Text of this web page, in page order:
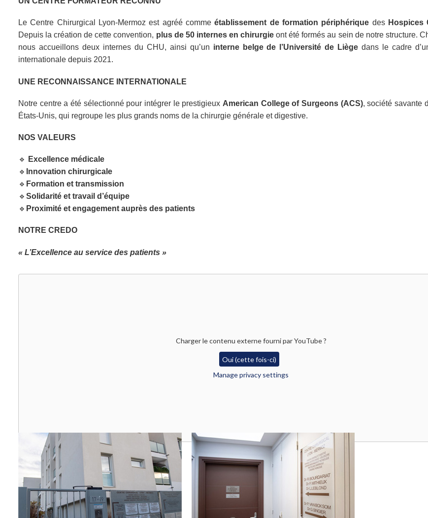
Le Centre Chirurgical Lyon-Mermoz est agréé commeétablissement de formation périphérique des Hospices
Depuis la création de cette convention, plus de 50 internes en chirurgie ont été formés au sein de notre structure.
nous accueillons deux internes du CHU, ainsi qu’un interne belge de l’Université de Liège dans le cadre
internationale depuis 2021.
UNE RECONNAISSANCE INTERNATIONALE
Notre centre a été sélectionné pour intégrer le prestigieux American College of Surgeons (ACS), société savante
États-Unis, qui regroupe les plus grands noms de la chirurgie générale et digestive.
NOS VALEURS
🔹
Excellence médicale
🔹 Innovation chirurgicale
🔹 Formation et transmission
🔹 Solidarité et travail d’équipe
🔹 Proximité et engagement auprès des patients
NOTRE CREDO
« L’Excellence au service des patients »
Charger le contenu externe fourni parYouTube?
Oui (cette fois-ci)
Manage privacy settings